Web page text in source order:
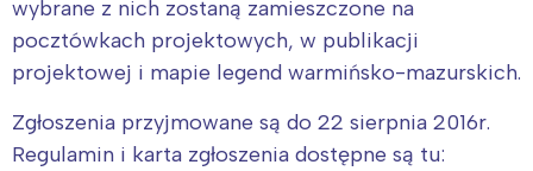
wybrane z nich zostaną zamieszczone na
pocztówkach projektowych, w publikacji
projektowej i mapie legend warmińsko-mazurskich.
Zgłoszenia przyjmowane są do 22 sierpnia 2016r.
Regulamin i karta zgłoszenia dostępne są tu: